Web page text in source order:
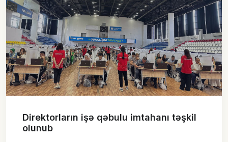
Direktorların işə qəbulu imtahanı təşkil
olunub